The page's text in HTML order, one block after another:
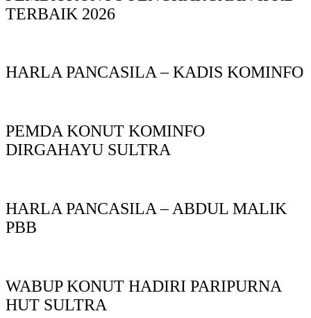
TERBAIK 2026
HARLA PANCASILA – KADIS KOMINFO
PEMDA KONUT KOMINFO
DIRGAHAYU SULTRA
HARLA PANCASILA – ABDUL MALIK
PBB
WABUP KONUT HADIRI PARIPURNA
HUT SULTRA